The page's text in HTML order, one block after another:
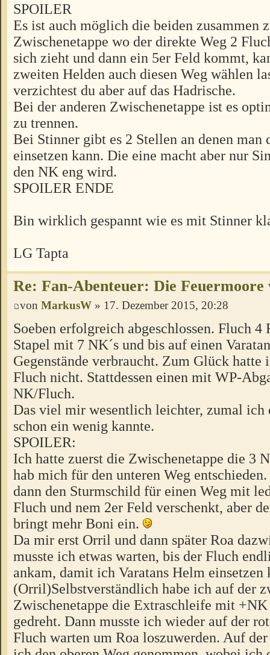
SPOILER
Es ist auch möglich die beiden zusammen
Zwischenetappe wo der direkte Weg 2
sich zieht und dann ein 5er Feld kommt,
zweiten Helden auch diesen Weg wählen
verzichtest du aber auf das Hadrische.
Bei der anderen Zwischenetappe ist es
zu trennen.
Bei Stinner gibt es 2 Stellen an denen man
einsetzen kann. Die eine macht aber nur
den NK eng wird.
SPOILER ENDE
Bin wirklich gespannt wie es mit Stinner
LG Tapta
Re: Fan-Abenteuer: Die Feuermoore
von MarkusW » 17. Dezember 2015, 20:28
Soeben erfolgreich abgeschlossen. Fluch 4
Stapel mit 7 NK´s und bis auf einen
Gegenstände verbraucht. Zum Glück hatte
Fluch nicht. Stattdessen einen mit WP-
NK/Fluch.
Das viel mir wesentlich leichter, zumal ich
schon ein wenig kannte.
SPOILER:
Ich hatte zuerst die Zwischenetappe die 3
hab mich für den unteren Weg
dann den Sturmschild für einen Weg mit
Fluch und nem 2er Feld verschenkt, aber
bringt mehr Boni ein.
Da mir erst Orril und dann später Roa
musste ich etwas warten, bis der Fluch
ankam, damit ich Varatans Helm einsetzen
(Orril)Selbstverständlich habe ich auf der
Zwischenetappe die Extraschleife mit
gedreht. Dann musste ich wieder auf der
Fluch warten um Roa loszuwerden. Auf